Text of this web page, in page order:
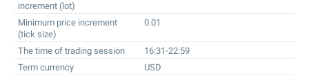
increment (lot)
Minimum price increment
(tick size)
0.01
The time of trading session
16:31-22:59
Term currency
USD